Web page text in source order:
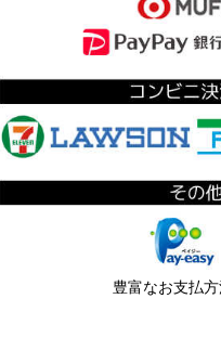
豊富なお支払